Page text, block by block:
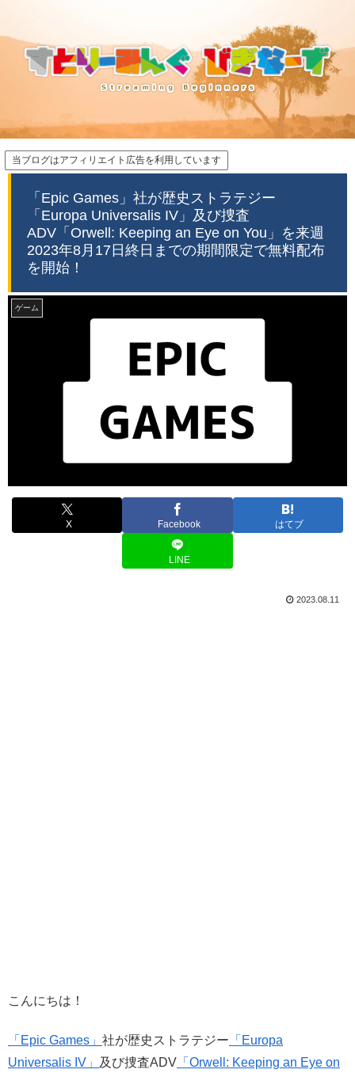
当ブログはアフィリエイト広告を利用しています
「Epic Games」社が歴史ストラテジー
「Europa Universalis IV」及び捜査
ADV「Orwell: Keeping an Eye on You」を来週
2023年8月17日終日までの期間限定で無料配布
を開始！
ゲーム
X Facebook はてブ
LINE
2023.08.11
こんにちは！
「Epic Games」 社が歴史ストラテジー 「Europa
Universalis IV」
及び捜査ADV 「Orwell: Keeping an Eye on